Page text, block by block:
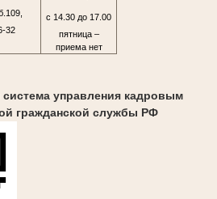
32
с 14.30 до 17.00
пятница –
приема нет
управления кадровым
гражданской службы РФ